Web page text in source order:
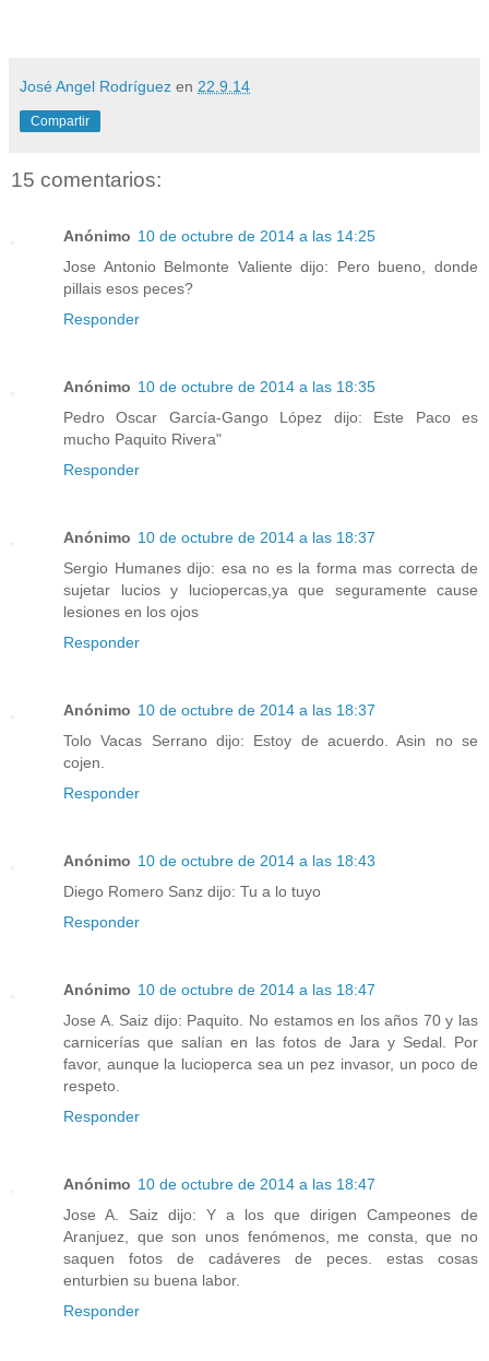
José Angel Rodríguez en 22.9.14
Compartir
15 comentarios:
Anónimo 10 de octubre de 2014 a las 14:25
Jose Antonio Belmonte Valiente dijo: Pero bueno, donde
pillais esos peces?
Responder
Anónimo 10 de octubre de 2014 a las 18:35
Pedro Oscar García-Gango López dijo: Este Paco es
mucho Paquito Rivera"
Responder
Anónimo 10 de octubre de 2014 a las 18:37
Sergio Humanes dijo: esa no es la forma mas correcta de
sujetar lucios y luciopercas,ya que seguramente cause
lesiones en los ojos
Responder
Anónimo 10 de octubre de 2014 a las 18:37
Tolo Vacas Serrano dijo: Estoy de acuerdo. Asin no se
cojen.
Responder
Anónimo 10 de octubre de 2014 a las 18:43
Diego Romero Sanz dijo: Tu a lo tuyo
Responder
Anónimo 10 de octubre de 2014 a las 18:47
Jose A. Saiz dijo: Paquito. No estamos en los años 70 y las
carnicerías que salían en las fotos de Jara y Sedal. Por
favor, aunque la lucioperca sea un pez invasor, un poco de
respeto.
Responder
Anónimo 10 de octubre de 2014 a las 18:47
Jose A. Saiz dijo: Y a los que dirigen Campeones de
Aranjuez, que son unos fenómenos, me consta, que no
saquen fotos de cadáveres de peces. estas cosas
enturbien su buena labor.
Responder